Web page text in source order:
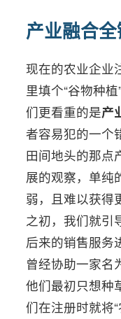
产业融合
现在的农业企业
里填个“谷物种
们更看重的是产
者容易犯的一个
田间地头的那点
展的观察，单纯
弱，且难以获得
之初，我们就引
后来的销售服务
曾经协助一家名
他们最初只想种
们在注册时就将